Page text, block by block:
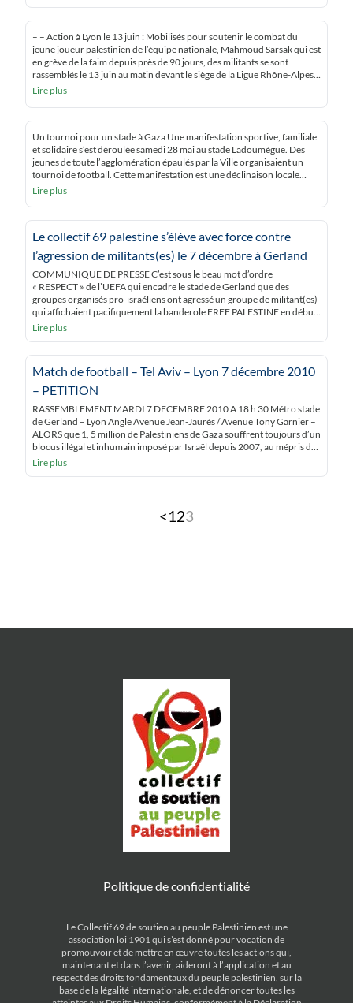
– – Action à Lyon le 13 juin : Mobilisés pour soutenir le combat du
jeune joueur palestinien de l’équipe nationale, Mahmoud Sarsak qui est
en grève de la faim depuis près de 90 jours, des militants se sont
rassemblés le 13 juin au matin devant le siège de la Ligue Rhône-Alpes
de la Fédération […]
Lire plus
Un tournoi pour un stade à Gaza Une manifestation sportive, familiale
et solidaire s’est déroulée samedi 28 mai au stade Ladoumègue. Des
jeunes de toute l’agglomération épaulés par la Ville organisaient un
tournoi de football. Cette manifestation est une déclinaison locale
d’une initiative lancée nationalement et soutenue par Stéphane Hessel.
Le but étant de collecter […]
Lire plus
Le collectif 69 palestine s’élève avec force contre
l’agression de militants(es) le 7 décembre à Gerland
COMMUNIQUE DE PRESSE C’est sous le beau mot d’ordre
« RESPECT » de l’UEFA qui encadre le stade de Gerland que des
groupes organisés pro-israéliens ont agressé un groupe de militant(es)
qui affichaient pacifiquement la banderole FREE PALESTINE en début
de deuxième mi-temps. Alors que les « stadiers » chargés de la sécurité
Lire plus
Match de football – Tel Aviv – Lyon 7 décembre 2010
– PETITION
RASSEMBLEMENT MARDI 7 DECEMBRE 2010 A 18 h 30 Métro stade
de Gerland – Lyon Angle Avenue Jean-Jaurès / Avenue Tony Garnier –
ALORS que 1, 5 million de Palestiniens de Gaza souffrent toujours d’un
blocus illégal et inhumain imposé par Israël depuis 2007, au mépris du
Droit International et des Conventions de Genève ; […]
Lire plus
<123
Politique de confidentialité
Le Collectif 69 de soutien au peuple Palestinien est une
association loi 1901 qui s’est donné pour vocation de
promouvoir et de mettre en œuvre toutes les actions qui,
maintenant et dans l’avenir, aideront à l’application et au
respect des droits fondamentaux du peuple palestinien, sur la
base de la légalité internationale, et de dénoncer toutes les